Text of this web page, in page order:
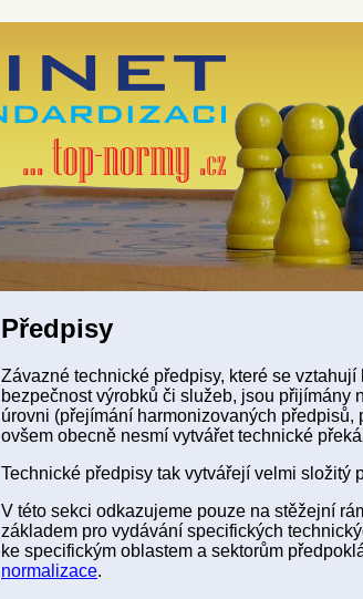
Předpisy
Závazné technické předpisy, které se
bezpečnost výrobků či služeb, jsou přijímány
úrovni (přejímání harmonizovaných
ovšem obecně nesmí vytvářet technické
Technické předpisy tak vytvářejí velmi složitý
V této sekci odkazujeme pouze na stěžejní
základem pro vydávání specifických
ke specifickým oblastem a sektorům
normalizace.